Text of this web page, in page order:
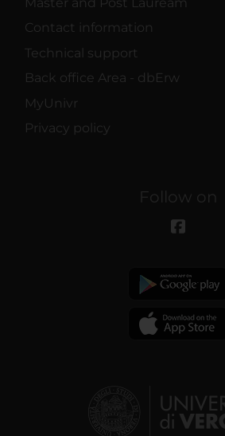
Contact information
Technical support
Back office Area - dbErw
MyUnivr
Privacy policy
Follow on